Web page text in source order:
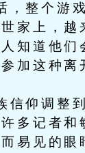
整个游戏
家上，
知道他
加这种离
仰调整到
多记者
易见的